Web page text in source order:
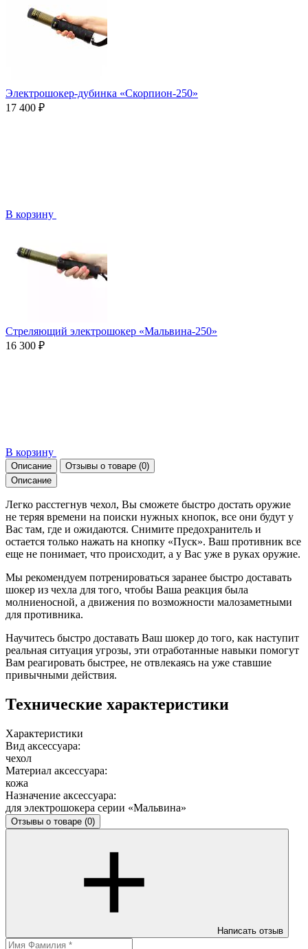
Электрошокер-дубинка «Скорпион-250»
17 400 ₽
В корзину
Стреляющий электрошокер «Мальвина-250»
16 300 ₽
В корзину
Описание Отзывы о товаре (0)
Описание
Легко расстегнув чехол, Вы сможете быстро достать оружие
не теряя времени на поиски нужных кнопок, все они будут у
Вас там, где и ожидаются. Снимите предохранитель и
остается только нажать на кнопку «Пуск». Ваш противник все
еще не понимает, что происходит, а у Вас уже в руках оружие.
Мы рекомендуем потренироваться заранее быстро доставать
шокер из чехла для того, чтобы Ваша реакция была
молниеносной, а движения по возможности малозаметными
для противника.
Научитесь быстро доставать Ваш шокер до того, как наступит
реальная ситуация угрозы, эти отработанные навыки помогут
Вам реагировать быстрее, не отвлекаясь на уже ставшие
привычными действия.
Технические характеристики
Характеристики
Вид аксессуара:
чехол
Материал аксессуара:
кожа
Назначение аксессуара:
для электрошокера серии «Мальвина»
Отзывы о товаре (0)
Написать отзыв